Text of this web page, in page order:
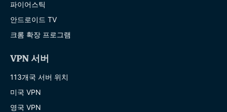
파이어스틱
안드로이드 TV
크롬 확장 프로그램
VPN 서버
113개국 서버 위치
미국 VPN
영국 VPN